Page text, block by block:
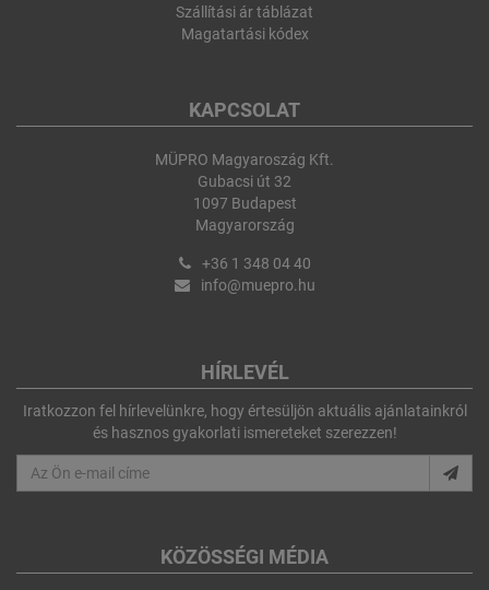
Szállítási ár táblázat
Magatartási kódex
KAPCSOLAT
MÜPRO Magyaroszág Kft.
Gubacsi út 32
1097 Budapest
Magyarország
+36 1 348 04 40
info@muepro.hu
HÍRLEVÉL
Iratkozzon fel hírlevelünkre, hogy értesüljön aktuális ajánlatainkról
és hasznos gyakorlati ismereteket szerezzen!
KÖZÖSSÉGI MÉDIA